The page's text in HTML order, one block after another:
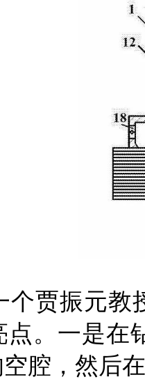
贾振元教
点。一是在
腔，然后